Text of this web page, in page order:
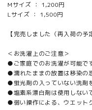
Mサイズ ： 1,200円
Lサイズ ： 1,500円
【完売しました（再入荷の予
＜お洗濯上のご注意＞
●ご家庭でのお洗濯が可能で
●濡れたままの放置は移染の
●蛍光剤の入っていない洗剤
●塩素系漂白剤は使用しない
●弱い操作による、ウエット